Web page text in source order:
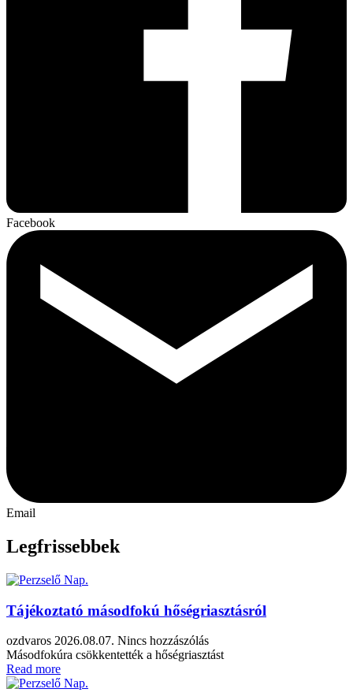
Facebook
Email
Legfrissebbek
Tájékoztató másodfokú hőségriasztásról
ozdvaros 2026.08.07. Nincs hozzászólás
Másodfokúra csökkentették a hőségriasztást
Read more